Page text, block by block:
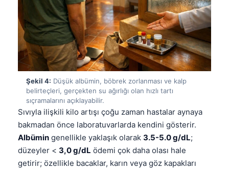
Şekil 4: Düşük albümin, böbrek zorlanması ve kalp
belirteçleri, gerçekten su ağırlığı olan hızlı tartı
sıçramalarını açıklayabilir.
Sıvıyla ilişkili kilo artışı çoğu zaman hastalar aynaya
bakmadan önce laboratuvarlarda kendini gösterir.
Albümin genellikle yaklaşık olarak 3.5-5.0 g/dL;
düzeyler < 3,0 g/dL ödemi çok daha olası hale
getirir; özellikle bacaklar, karın veya göz kapakları